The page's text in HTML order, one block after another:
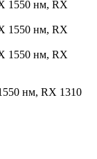
нм, RX 1310